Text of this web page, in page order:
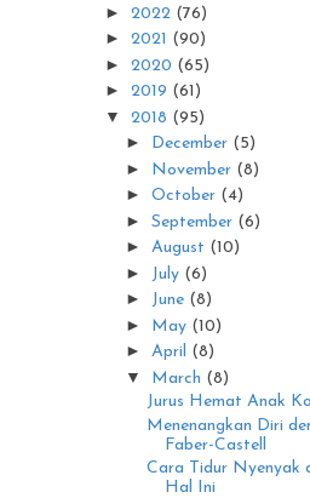
►2022 (76)
►2021 (90)
►2020 (65)
►2019 (61)
▼2018 (95)
► December (5)
► November (8)
►October (4)
►September (6)
► August (10)
► July (6)
► June (8)
► May (10)
► April (8)
▼ March (8)
Jurus Hemat Anak
Menenangkan Diri
Faber-Castell
Cara Tidur Nyenyak
Hal Ini